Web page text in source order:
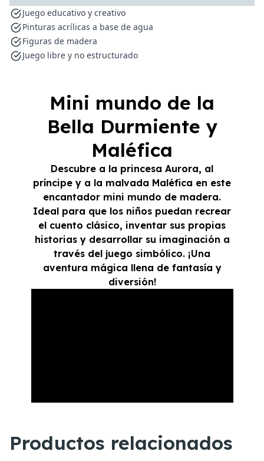
Juego educativo y creativo
Pinturas acrílicas a base de agua
Figuras de madera
Juego libre y no estructurado
Mini mundo de la
Bella Durmiente y
Maléfica
Descubre a la princesa Aurora, al
príncipe y a la malvada Maléfica en este
encantador mini mundo de madera.
Ideal para que los niños puedan recrear
el cuento clásico, inventar sus propias
historias y desarrollar su imaginación a
través del juego simbólico. ¡Una
aventura mágica llena de fantasía y
diversión!
Productos relacionados